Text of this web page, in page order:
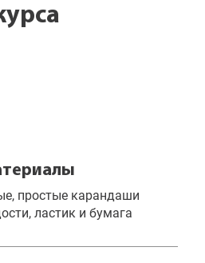
простые карандаши
ластик и бумага